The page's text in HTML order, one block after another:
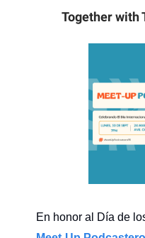
Together with
En honor al Día de